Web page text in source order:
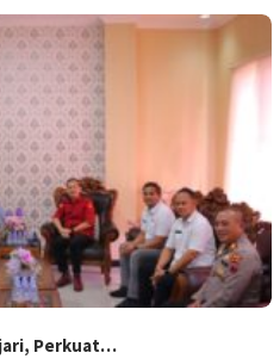
Perkuat…